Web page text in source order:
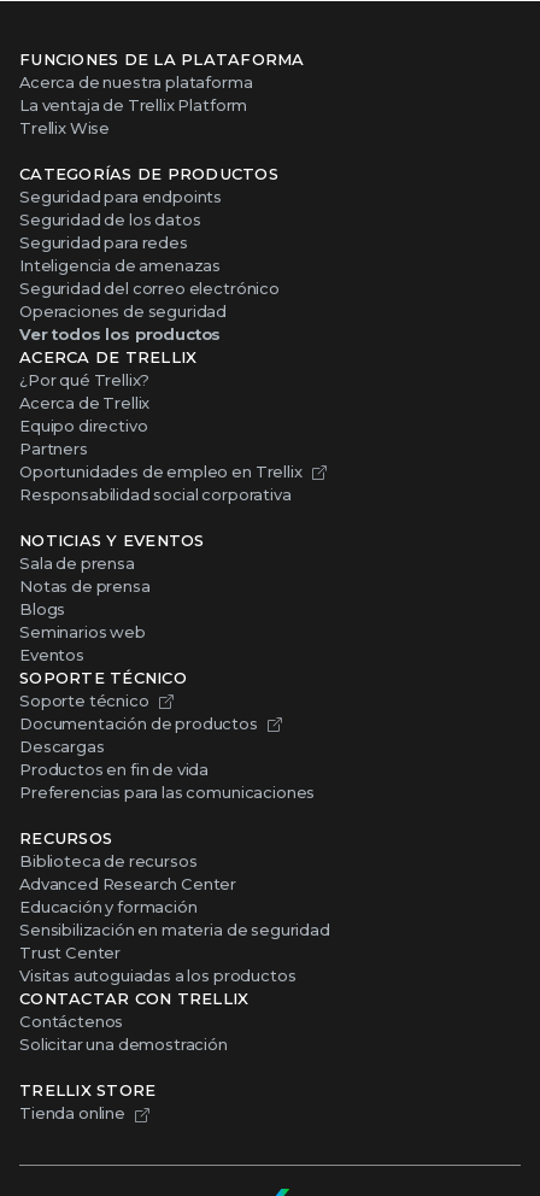
FUNCIONES DE LA PLATAFORMA
Acerca de nuestra plataforma
La ventaja de Trellix Platform
Trellix Wise
CATEGORÍAS DE PRODUCTOS
Seguridad para endpoints
Seguridad de los datos
Seguridad para redes
Inteligencia de amenazas
Seguridad del correo electrónico
Operaciones de seguridad
Ver todos los productos
ACERCA DE TRELLIX
¿Por qué Trellix?
Acerca de Trellix
Equipo directivo
Partners
Oportunidades de empleo en Trellix
Responsabilidad social corporativa
NOTICIAS Y EVENTOS
Sala de prensa
Notas de prensa
Blogs
Seminarios web
Eventos
SOPORTE TÉCNICO
Soporte técnico
Documentación de productos
Descargas
Productos en fin de vida
Preferencias para las comunicaciones
RECURSOS
Biblioteca de recursos
Advanced Research Center
Educación y formación
Sensibilización en materia de seguridad
Trust Center
Visitas autoguiadas a los productos
CONTACTAR CON TRELLIX
Contáctenos
Solicitar una demostración
TRELLIX STORE
Tienda online